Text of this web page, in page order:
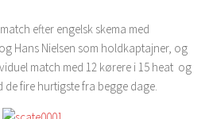
efter engelsk skema med
Hans Nielsen som holdkaptajner, og
match med 12 kørere i 15 heat og
de fire hurtigste fra begge dage.